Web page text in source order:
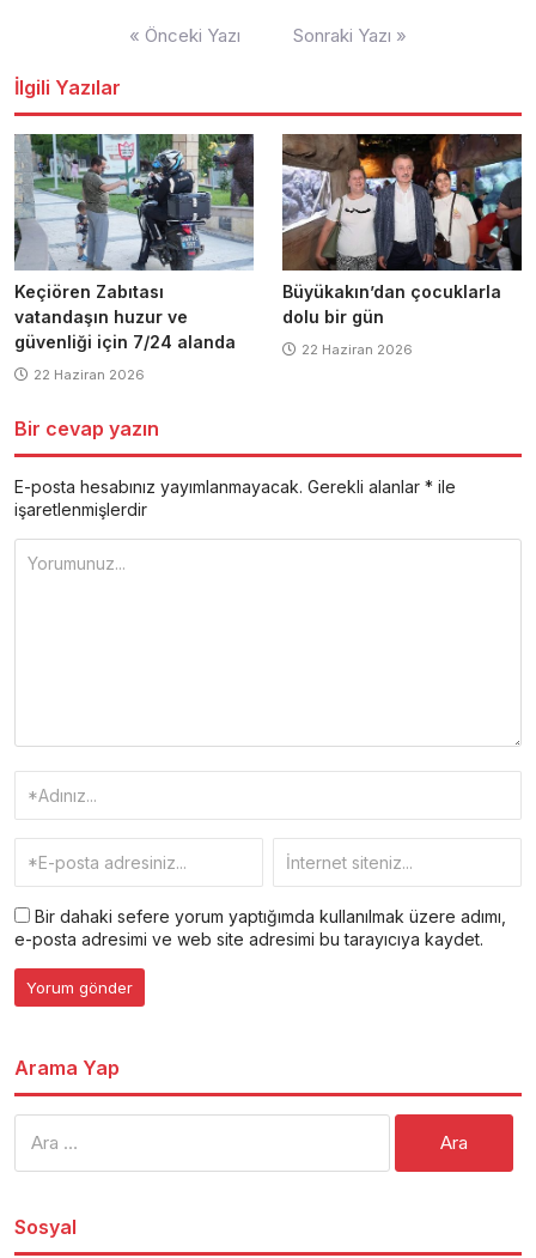
« Önceki Yazı Sonraki Yazı »
İlgili Yazılar
Keçiören Zabıtası
vatandaşın huzur ve
güvenliği için 7/24 alanda
22 Haziran 2026
Büyükakın’dan çocuklarla
dolu bir gün
22 Haziran 2026
Bir cevap yazın
E-posta hesabınız yayımlanmayacak. Gerekli alanlar * ile
işaretlenmişlerdir
Bir dahaki sefere yorum yaptığımda kullanılmak üzere adımı,
e-posta adresimi ve web site adresimi bu tarayıcıya kaydet.
Arama Yap
Sosyal